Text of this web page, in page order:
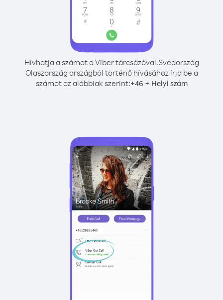
Hívhatja a számot a Viber tárcsázóval.Svédország
Olaszország országból történő hívásához írja be a
számot az alábbiak szerint:+46 + Helyi szám